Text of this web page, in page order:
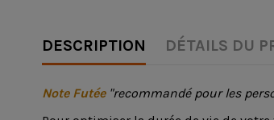
DESCRIPTION DÉTAILS DU
Note Futée "recommandé pour les